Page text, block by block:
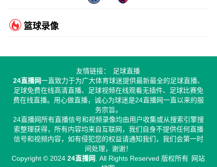
篮球录像
友情链接：
足球直播
24直播网一直致力于为广大体育球迷提供最新最全的足球直播、
足球免费在线高清直播、足球视频在线观看无插件、足球比赛免
费在线直播。用心做直播，诚心为球迷是24直播网一直以来的服
务宗旨。
24直播网所有直播信号和视频录像均由用户收集或从搜索引擎搜
索整理获得，所有内容均来自互联网，我们自身不提供任何直播
信号和视频内容，如有侵犯您的权益请通知我们，我们会第一时
间处理，谢谢！
Copyright © 202424直播网 . All Rights Reserved 版权所有 网站